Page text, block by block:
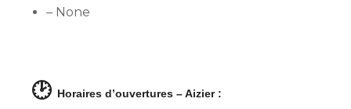
– None
🕑 Horaires d’ouvertures – Aizier :